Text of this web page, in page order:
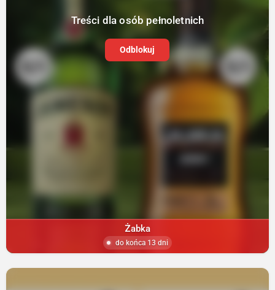
Treści dla osób pełnoletnich
Odblokuj
Żabka
do końca 13 dni